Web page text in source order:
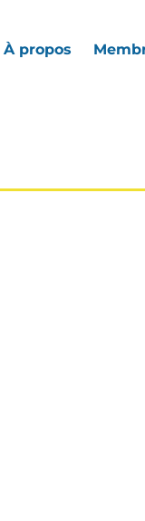
À propos